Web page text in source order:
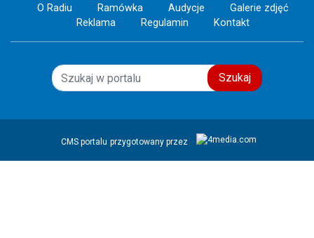
O Radiu Ramówka Audycje
Galerie zdjęć
Reklama
Regulamin Kontakt
Szukaj
CMS portalu przygotowany przez